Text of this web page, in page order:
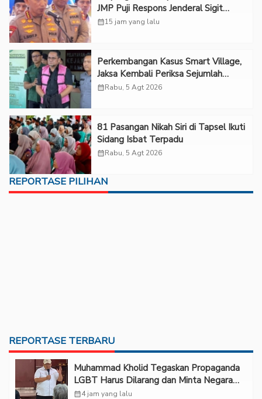
JMP Puji Respons Jenderal Sigit
Justru Bikin “Adem”
calendar_month15 jam yang lalu
Perkembangan Kasus Smart Village,
Jaksa Kembali Periksa Sejumlah
Kades
calendar_monthRabu, 5 Agt 2026
81 Pasangan Nikah Siri di Tapsel Ikuti
Sidang Isbat Terpadu
calendar_monthRabu, 5 Agt 2026
REPORTASE PILIHAN
REPORTASE TERBARU
Muhammad Kholid Tegaskan Propaganda
LGBT Harus Dilarang dan Minta Negara
Melindungi Korban
calendar_month4 jam yang lalu